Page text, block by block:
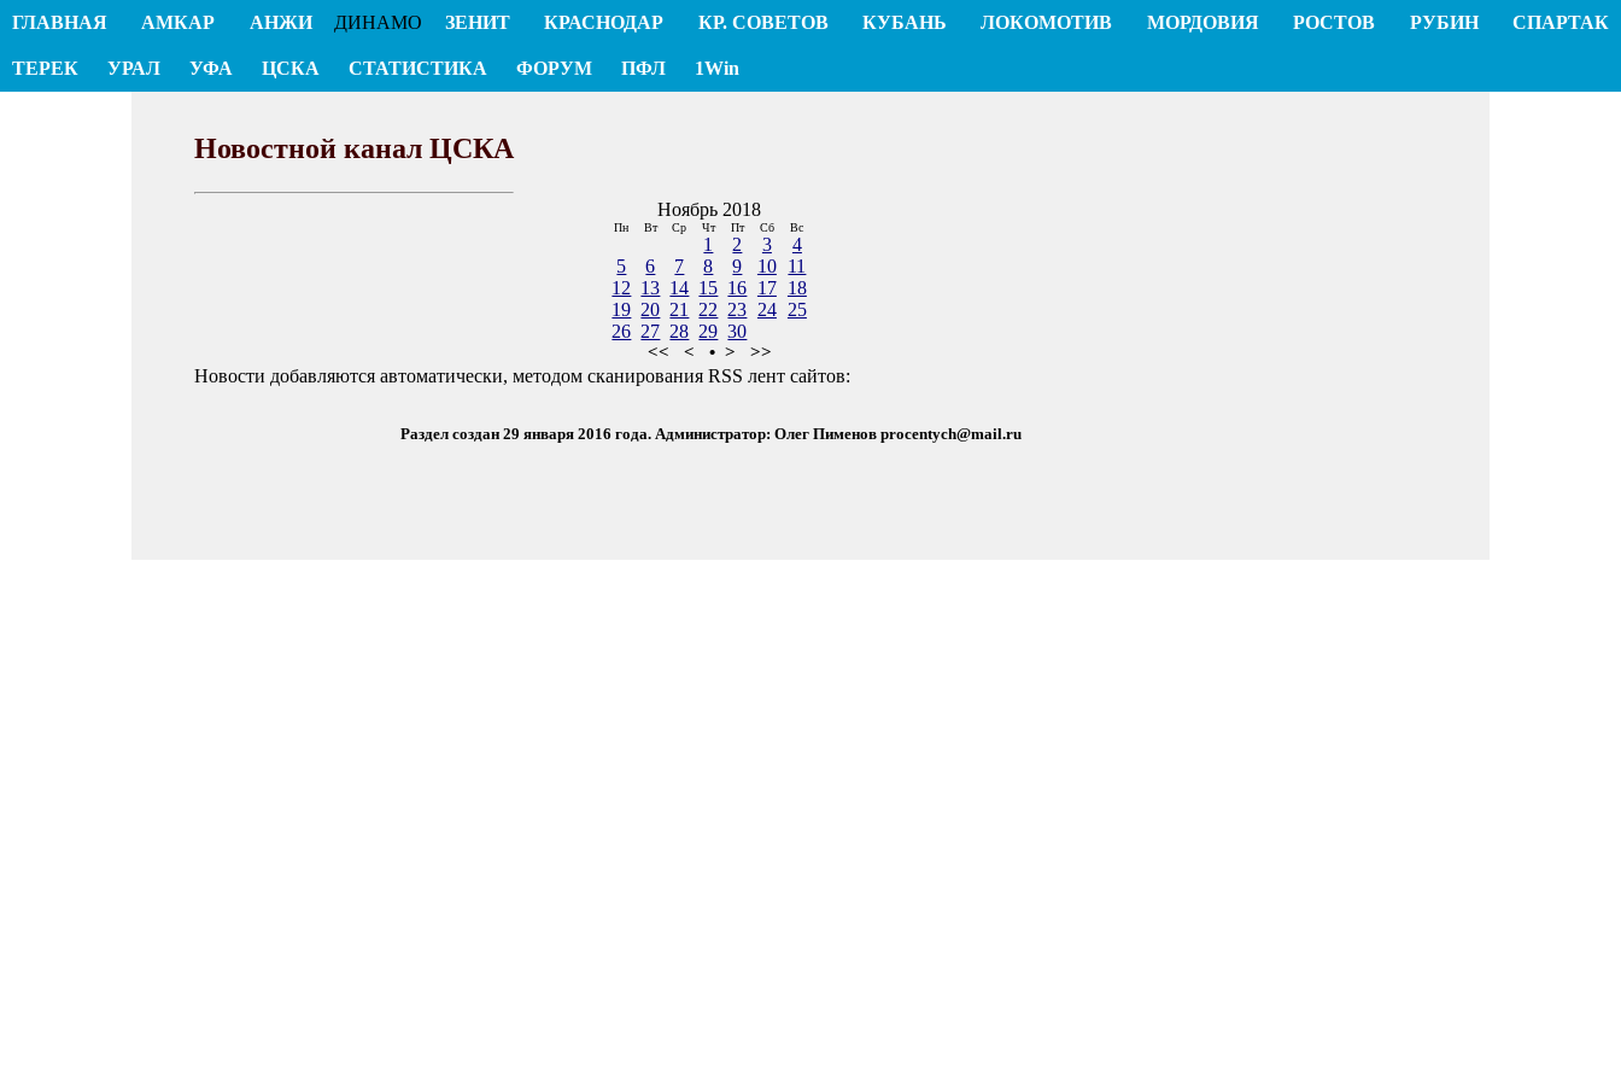
ГЛАВНАЯ АМКАР АНЖИ ДИНАМО ЗЕНИТ КРАСНОДАР КР. СОВЕТОВ КУБАНЬ ЛОКОМОТИВ МОРДОВИЯ РОСТОВ РУБИН СПАРТАК
ТЕРЕК УРАЛ УФА ЦСКА СТАТИСТИКА ФОРУМ ПФЛ 1Win
Новостной канал ЦСКА
Ноябрь 2018
Пн Вт Ср Чт Пт Сб Вс
1 2 3
4
5
6 7 8 9 10 11
12 13 14 15 16 17 18
19 20 21 22 23 24 25
26 27 28 29 30
<< < • > >>
Новости добавляются автоматически, методом сканирования RSS лент сайтов:
Раздел создан 29 января 2016 года. Администратор: Олег Пименов procentych@mail.ru